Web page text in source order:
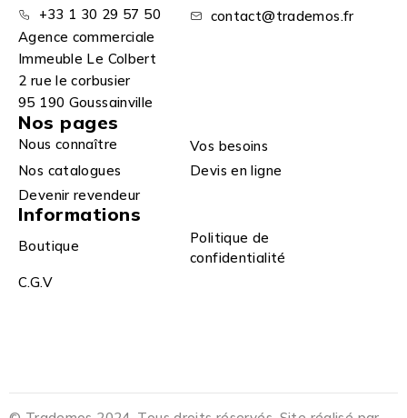
+33 1 30 29 57 50
contact@trademos.fr
Agence commerciale
Immeuble Le Colbert
2 rue le corbusier
95 190 Goussainville
Nos pages
Nous connaître
Vos besoins
Nos catalogues
Devis en ligne
Devenir revendeur
Informations
Boutique
Politique de
confidentialité
C.G.V